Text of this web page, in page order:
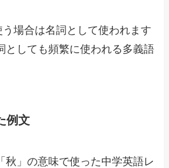
う場合は名詞として使われます
としても頻繁に使われる多義語
例文
秋」の意味で使った中学英語レ